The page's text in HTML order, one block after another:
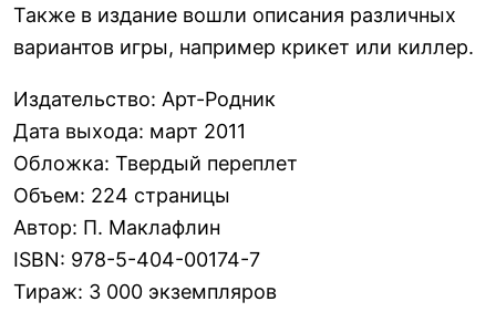
Также в издание вошли описания различных
вариантов игры, например крикет или киллер.
Издательство: Арт-Родник
Дата выхода: март 2011
Обложка: Твердый переплет
Объем: 224 страницы
Автор: П. Маклафлин
ISBN: 978-5-404-00174-7
Тираж: 3 000 экземпляров